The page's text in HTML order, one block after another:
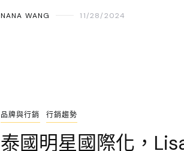
NANA WANG 11/28/2024
品牌與行銷 行銷趨勢
泰國明星國際化，